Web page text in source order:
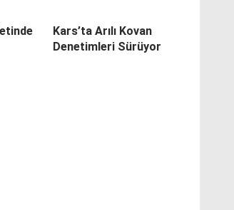
Kars’ta Arılı Kovan
Denetimleri Sürüyor